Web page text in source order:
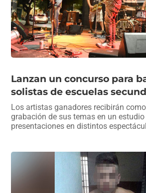
Lanzan un concurso para
solistas de escuelas
Los artistas ganadores recibirán
grabación de sus temas en un
presentaciones en distintos